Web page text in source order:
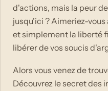
d'actions, mais la peur
jusqu'ici ? Aimeriez-
et simplement la liberté
libérer de vos soucis
Alors vous venez de
Découvrez le secret des